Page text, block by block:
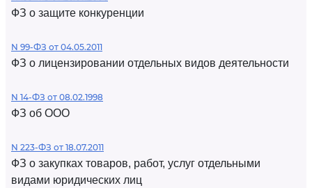
ФЗ о защите конкуренции
N 99-ФЗ от 04.05.2011
ФЗ о лицензировании отдельных видов деятельности
N 14-ФЗ от 08.02.1998
ФЗ об ООО
N 223-ФЗ от 18.07.2011
ФЗ о закупках товаров, работ, услуг отдельными
видами юридических лиц